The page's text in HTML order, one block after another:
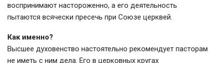
воспринимают настороженно, а его деятельность
пытаются всячески пресечь при Союзе церквей.
Как именно?
Высшее духовенство настоятельно рекомендует пасторам
не иметь с ним дела. Его в церковных кругах